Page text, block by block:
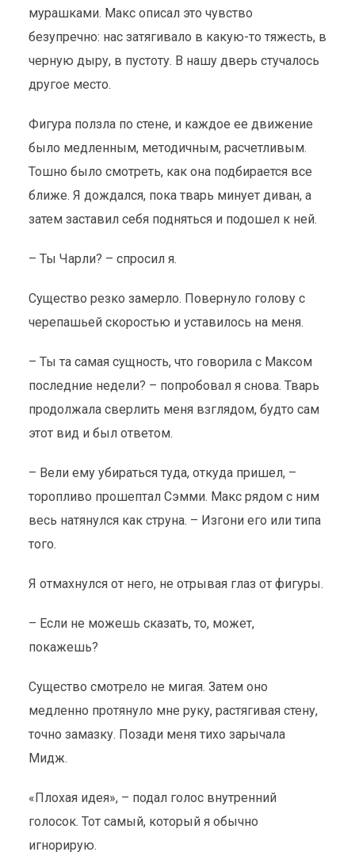
мурашками. Макс описал это чувство
безупречно: нас затягивало в какую-то тяжесть, в
черную дыру, в пустоту. В нашу дверь стучалось
другое место.
Фигура ползла по стене, и каждое ее движение
было медленным, методичным, расчетливым.
Тошно было смотреть, как она подбирается все
ближе. Я дождался, пока тварь минует диван, а
затем заставил себя подняться и подошел к ней.
– Ты Чарли? – спросил я.
Существо резко замерло. Повернуло голову с
черепашьей скоростью и уставилось на меня.
– Ты та самая сущность, что говорила с Максом
последние недели? – попробовал я снова. Тварь
продолжала сверлить меня взглядом, будто сам
этот вид и был ответом.
– Вели ему убираться туда, откуда пришел, –
торопливо прошептал Сэмми. Макс рядом с ним
весь натянулся как струна. – Изгони его или типа
того.
Я отмахнулся от него, не отрывая глаз от фигуры.
– Если не можешь сказать, то, может,
покажешь?
Существо смотрело не мигая. Затем оно
медленно протянуло мне руку, растягивая стену,
точно замазку. Позади меня тихо зарычала
Мидж.
«Плохая идея», – подал голос внутренний
голосок. Тот самый, который я обычно
игнорирую.